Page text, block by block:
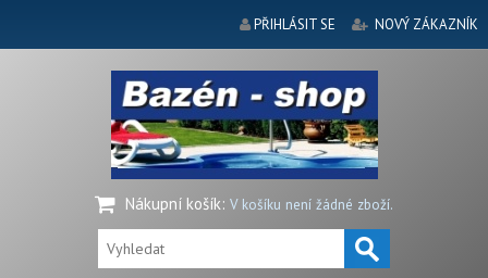
PŘIHLÁSIT SE NOVÝ ZÁKAZNÍK
Nákupní košík: V košíku není žádné zboží.